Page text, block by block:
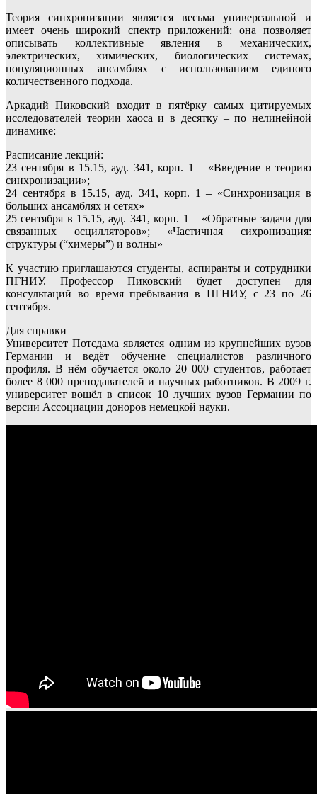
Теория синхронизации является весьма универсальной и
имеет очень широкий спектр приложений: она позволяет
описывать коллективные явления в механических,
электрических, химических, биологических системах,
популяционных ансамблях с использованием единого
количественного подхода.
Аркадий Пиковский входит в пятёрку самых цитируемых
исследователей теории хаоса и в десятку – по нелинейной
динамике:
Расписание лекций:
23 сентября в 15.15, ауд. 341, корп. 1 – «Введение в теорию
синхронизации»;
24 сентября в 15.15, ауд. 341, корп. 1 – «Синхронизация в
больших ансамблях и сетях»
25 сентября в 15.15, ауд. 341, корп. 1 – «Обратные задачи для
связанных осцилляторов»; «Частичная сихронизация:
структуры (“химеры”) и волны»
К участию приглашаются студенты, аспиранты и сотрудники
ПГНИУ. Профессор Пиковский будет доступен для
консультаций во время пребывания в ПГНИУ, с 23 по 26
сентября.
Для справки
Университет Потсдама является одним из крупнейших вузов
Германии и ведёт обучение специалистов различного
профиля. В нём обучается около 20 000 студентов, работает
более 8 000 преподавателей и научных работников. В 2009 г.
университет вошёл в список 10 лучших вузов Германии по
версии Ассоциации доноров немецкой науки.